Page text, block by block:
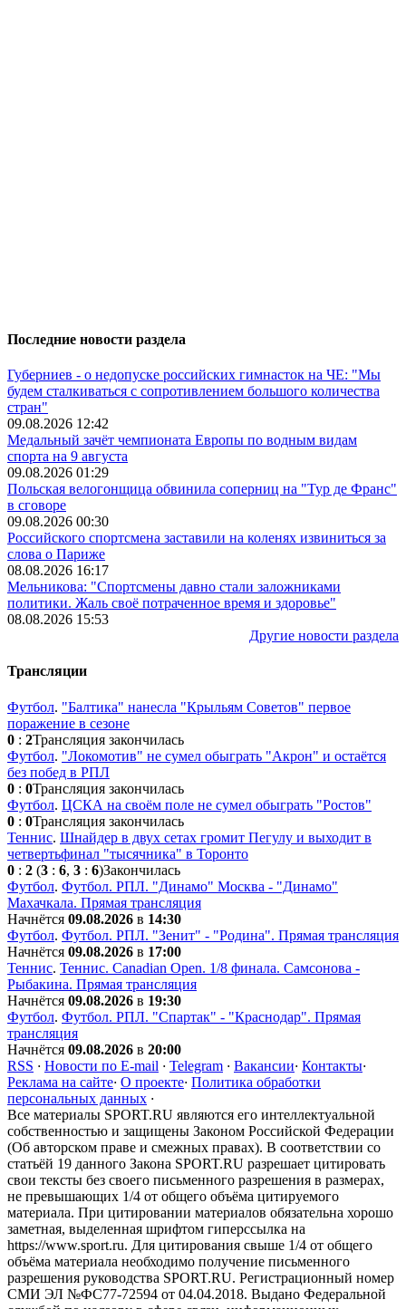
Последние новости раздела
Губерниев - о недопуске российских гимнасток на ЧЕ: "Мы
будем сталкиваться с сопротивлением большого количества
стран"
09.08.2026 12:42
Медальный зачёт чемпионата Европы по водным видам
спорта на 9 августа
09.08.2026 01:29
Польская велогонщица обвинила соперниц на "Тур де Франс"
в сговоре
09.08.2026 00:30
Российского спортсмена заставили на коленях извиниться за
слова о Париже
08.08.2026 16:17
Мельникова: "Спортсмены давно стали заложниками
политики. Жаль своё потраченное время и здоровье"
08.08.2026 15:53
Другие новости раздела
Трансляции
Футбол. "Балтика" нанесла "Крыльям Советов" первое
поражение в сезоне
0 : 2Трансляция закончилась
Футбол. "Локомотив" не сумел обыграть "Акрон" и остаётся
без побед в РПЛ
0 : 0Трансляция закончилась
Футбол. ЦСКА на своём поле не сумел обыграть "Ростов"
0 : 0Трансляция закончилась
Теннис. Шнайдер в двух сетах громит Пегулу и выходит в
четвертьфинал "тысячника" в Торонто
0 : 2 (3 : 6, 3 : 6)Закончилась
Футбол. Футбол. РПЛ. "Динамо" Москва - "Динамо"
Махачкала. Прямая трансляция
Начнётся 09.08.2026 в 14:30
Футбол. Футбол. РПЛ. "Зенит" - "Родина". Прямая трансляция
Начнётся 09.08.2026 в 17:00
Теннис. Теннис. Сanadian Open. 1/8 финала. Самсонова -
Рыбакина. Прямая трансляция
Начнётся 09.08.2026 в 19:30
Футбол. Футбол. РПЛ. "Спартак" - "Краснодар". Прямая
трансляция
Начнётся 09.08.2026 в 20:00
RSS · Новости по E-mail · Telegram · Вакансии· Контакты·
Реклама на сайте· О проекте· Политика обработки
персональных данных ·
Все материалы SPORT.RU являются его интеллектуальной
собственностью и защищены Законом Российской Федерации
(Об авторском праве и смежных правах). В соответствии со
статьёй 19 данного Закона SPORT.RU разрешает цитировать
свои тексты без своего письменного разрешения в размерах,
не превышающих 1/4 от общего объёма цитируемого
материала. При цитировании материалов обязательна хорошо
заметная, выделенная шрифтом гиперссылка на
https://www.sport.ru. Для цитирования свыше 1/4 от общего
объёма материала необходимо получение письменного
разрешения руководства SPORT.RU. Регистрационный номер
СМИ ЭЛ №ФС77-72594 от 04.04.2018. Выдано Федеральной